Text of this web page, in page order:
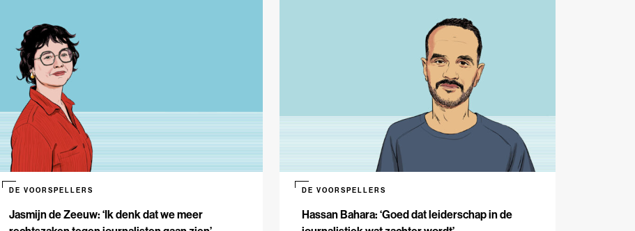
Jasmijn de Zeeuw: ‘Ik denk dat we meer
DE VOORSPELLERS
Hassan Bahara: ‘Goed dat leiderschap in de
DE VOORSPELLERS